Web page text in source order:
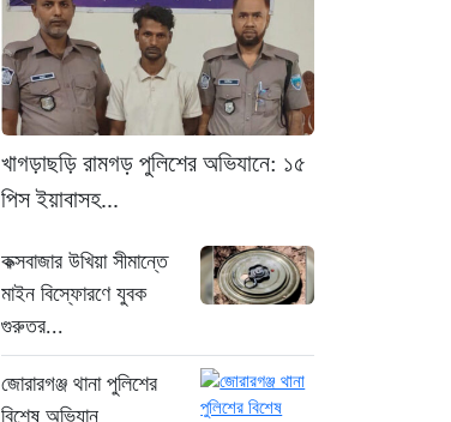
সিলেটে দুই বাসের ভয়াবহ
সংঘর্ষ: ঝরে গেল ৮টি তাজা
প্রাণ, হাসপাতালে ২৫
১৪ ঘণ্টা আগে
সিলিন্ডার লিকেজে ভয়াবহ
১৪ ঘণ্টা আগে
খুনির দোসর ও ফ্যাসিবাদের
বিস্ফোরক আসিফ আকবর
খাগড়াছড়ি রামগড় পুলিশের অভিযানে: ১৫
পিস ইয়াবাসহ...
কক্সবাজার উখিয়া সীমান্তে
মাইন বিস্ফোরণে যুবক
গুরুতর...
জোরারগঞ্জ থানা পুলিশের
বিশেষ অভিযান